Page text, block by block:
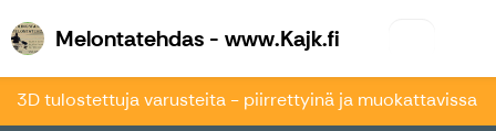
Melontatehdas - www.Kajk.fi
3D tulostettuja varusteita - piirrettyinä ja muokattavissa